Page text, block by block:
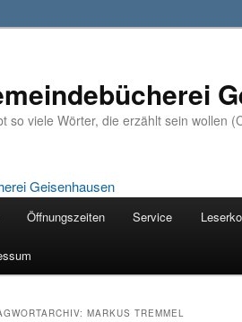
so viele Wörter, die erzählt sein wollen
Öffnungszeiten Service
MARKUS TREMMEL